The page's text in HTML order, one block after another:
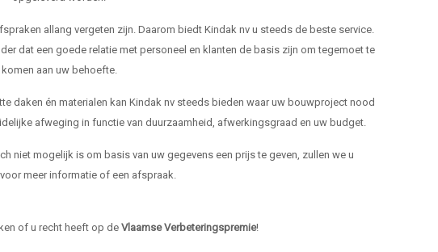
allang vergeten zijn. Daarom biedt Kindak nv u steeds de beste service.
dat een goede relatie met personeel en klanten de basis zijn om tegemoet te
komen aan uw behoefte.
daken én materialen kan Kindak nv steeds bieden waar uw bouwproject nood
afweging in functie van duurzaamheid, afwerkingsgraad en uw budget.
niet mogelijk is om basis van uw gegevens een prijs te geven, zullen we u
meer informatie of een afspraak.
of u recht heeft op deVlaamse Verbeteringspremie!